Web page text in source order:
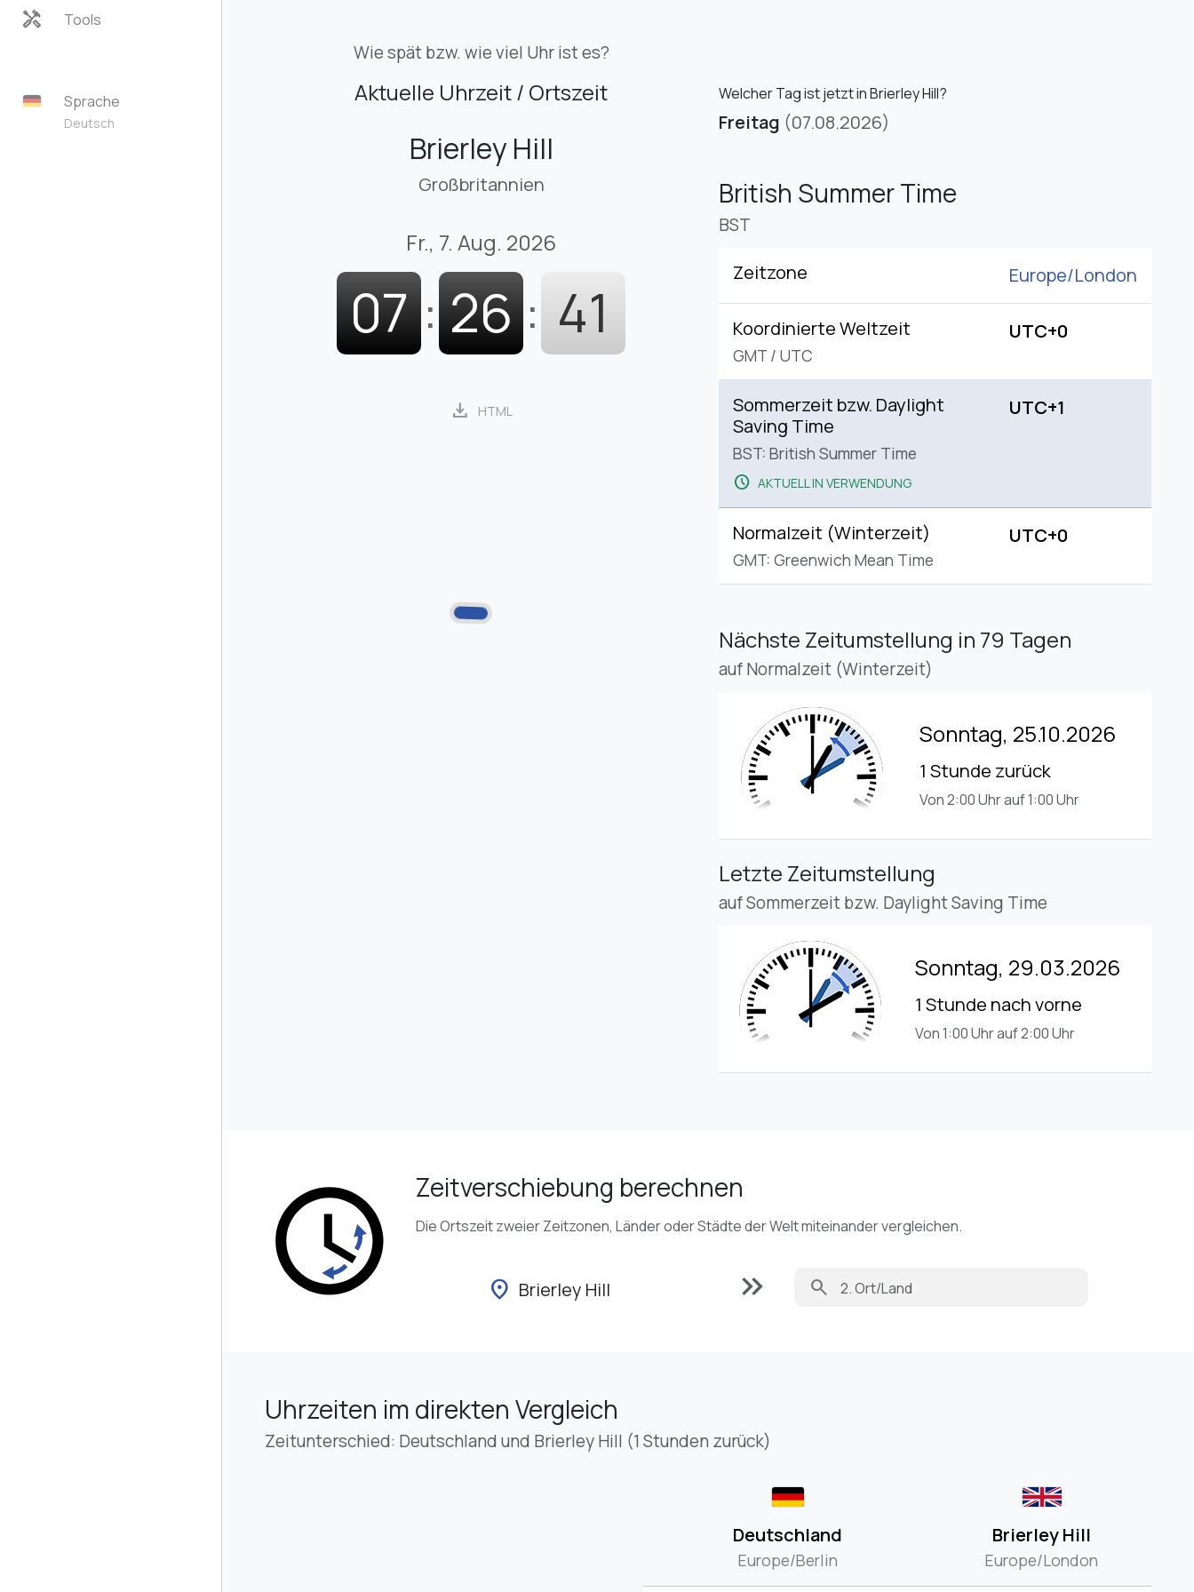
handyman Tools
Sprache
Deutsch
Wie spät bzw. wie viel Uhr ist es?
Aktuelle Uhrzeit / Ortszeit
Brierley Hill
Großbritannien
Fr., 7. Aug. 2026
07 : 26 : 42
download HTML
Welcher Tag ist jetzt in Brierley Hill?
Freitag (07.08.2026)
British Summer Time
BST
Zeitzone Europe/London
Koordinierte Weltzeit
GMT / UTC
UTC+0
Sommerzeit bzw. Daylight
Saving Time
BST: British Summer Time
schedule AKTUELL IN VERWENDUNG
UTC+1
Normalzeit (Winterzeit)
GMT: Greenwich Mean Time
UTC+0
Nächste Zeitumstellung in 79 Tagen
auf Normalzeit (Winterzeit)
Sonntag, 25.10.2026
1 Stunde zurück
Von 2:00 Uhr auf 1:00 Uhr
Letzte Zeitumstellung
auf Sommerzeit bzw. Daylight Saving Time
Sonntag, 29.03.2026
1 Stunde nach vorne
Von 1:00 Uhr auf 2:00 Uhr
Zeitverschiebung berechnen
Die Ortszeit zweier Zeitzonen, Länder oder Städte der Welt miteinander vergleichen.
location_on Brierley Hill keyboard_double_arrow_right search
Uhrzeiten im direkten Vergleich
Zeitunterschied: Deutschland und Brierley Hill (1 Stunden zurück)
Deutschland
Europe/Berlin
Brierley Hill
Europe/London